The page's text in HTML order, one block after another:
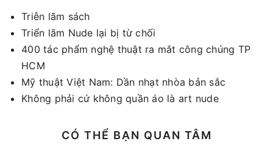
Triễn lãm sách
Triển lãm Nude lại bị từ chối
400 tác phẩm nghệ thuật ra mắt công chúng TP
HCM
Mỹ thuật Việt Nam: Dần nhạt nhòa bản sắc
Không phải cứ không quần áo là art nude
CÓ THỂ BẠN QUAN TÂM